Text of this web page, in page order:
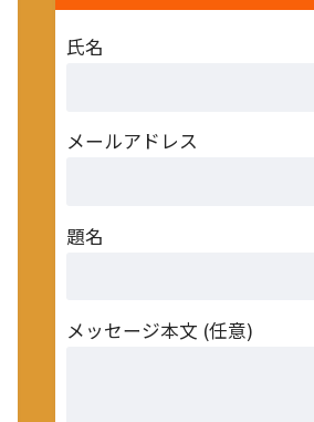
氏名
メールアドレス
題名
メッセージ本文 (任意)